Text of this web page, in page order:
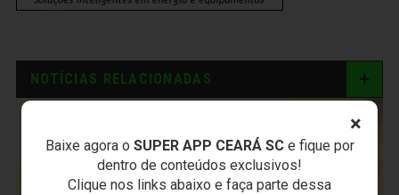
×
Baixe agora o SUPER APP CEARÁ SCe fique por
dentro de conteúdos exclusivos!
Clique nos links abaixo e faça parte dessa
NOTÍCIAS RELACIONADAS